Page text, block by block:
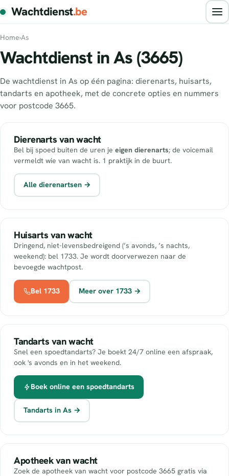
Wachtdienst.be
Home›As
Wachtdienst in As (3665)
De wachtdienst in As op één pagina: dierenarts, huisarts,
tandarts en apotheek, met de concrete opties en nummers
voor postcode 3665.
Dierenarts van wacht
Bel bij spoed buiten de uren je eigen dierenarts; de voicemail
vermeldt wie van wacht is. 1 praktijk in de buurt.
Alle dierenartsen →
Huisarts van wacht
Dringend, niet-levensbedreigend (’s avonds, ’s nachts,
weekend): bel 1733. Je wordt doorverwezen naar de
bevoegde wachtpost.
Bel 1733 Meer over 1733 →
Tandarts van wacht
Snel een spoedtandarts? Je boekt 24/7 online een afspraak,
ook 's avonds en in het weekend.
Boek online een spoedtandarts
Tandarts in As →
Apotheek van wacht
Zoek de apotheek van wacht voor postcode 3665 gratis via